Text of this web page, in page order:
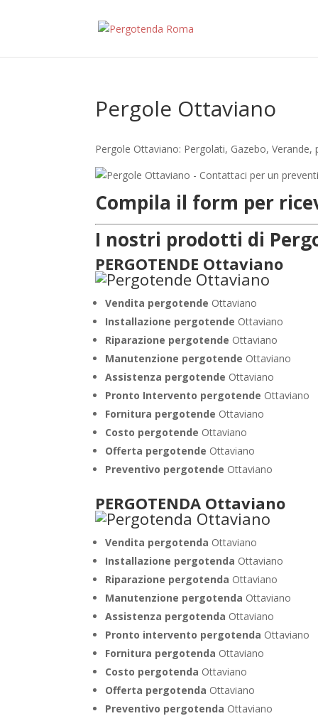
Pergole Ottaviano
Pergole Ottaviano: Pergolati, Gazebo,
Compila il form per
I nostri prodotti di
PERGOTENDE Ottaviano
Vendita pergotende Ottaviano
Installazione pergotende Ottaviano
Riparazione pergotende Ottaviano
Manutenzione pergotende Ottaviano
Assistenza pergotende Ottaviano
Pronto Intervento pergotende Ottaviano
Fornitura pergotende Ottaviano
Costo pergotende Ottaviano
Offerta pergotende Ottaviano
Preventivo pergotende Ottaviano
PERGOTENDA Ottaviano
Vendita pergotenda Ottaviano
Installazione pergotenda Ottaviano
Riparazione pergotenda Ottaviano
Manutenzione pergotenda Ottaviano
Assistenza pergotenda Ottaviano
Pronto intervento pergotenda Ottaviano
Fornitura pergotenda Ottaviano
Costo pergotenda Ottaviano
Offerta pergotenda Ottaviano
Preventivo pergotenda Ottaviano